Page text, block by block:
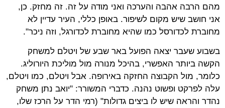
מהם הרבה אהבה והערכה ואני מודה על זה. זה מחזק. כן,
אני חושב שיש מקום לשיפור. באופן כללי, העיר עדיין לא
מחוברת לכדורסל כמו שהיא מחוברת לכדורגל, וזה ניכר".
בשבוע שעבר יצאה הפועל באר שבע של ויטלם למשחק
הקשה ביותר האפשרי, בהיכל מנורה מול מוליכת היורוליג.
כלומר, מול הקבוצה החזקה באירופה. אבל ויטלם, כמו ויטלם,
עלה לפרקט ופשוט נהנה. כדברי המשורר: "יואב נתן משחק
נהדר והראה שיש לו ביצים גדולות" (רמי הדר על הרכז שלו,